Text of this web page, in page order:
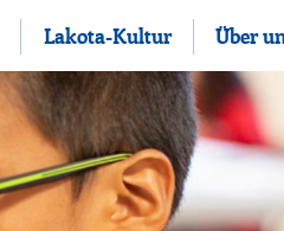
Lakota-Kultur Über